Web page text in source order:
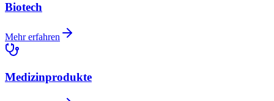
Biotech
Mehr erfahren
Medizinprodukte